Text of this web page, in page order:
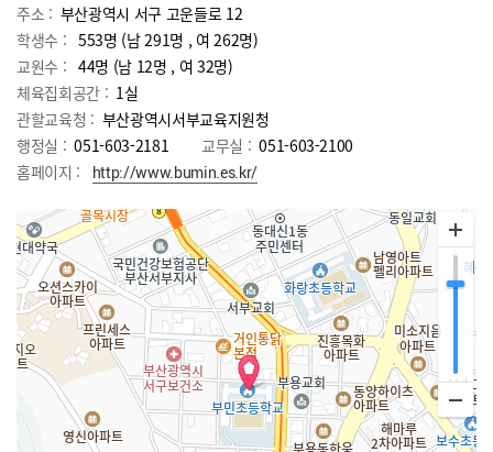
주소 : 부산광역시 서구 고운들로 12
학생수 : 553명 (남 291명 , 여 262명)
교원수 : 44명 (남 12명 , 여 32명)
체육집회공간 : 1실
관할교육청 : 부산광역시서부교육지원청
행정실 : 051-603-2181 교무실 : 051-603-2100
홈페이지 :
http://www.bumin.es.kr/